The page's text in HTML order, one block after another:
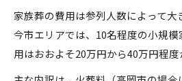
家族葬の費用は参列人数によって大
今市エリアでは、10名程度の小規
用はおおよそ20万円から40万円程度